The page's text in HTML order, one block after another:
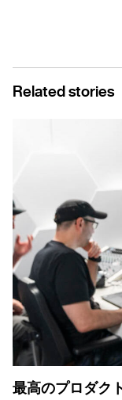
Related stories
最高のプロダク